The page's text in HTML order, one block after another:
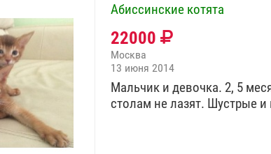
Абиссинские котята
22000
Москва
13 июня 2014
Мальчик и девочка. 2, 5
столам не лазят. Шустрые